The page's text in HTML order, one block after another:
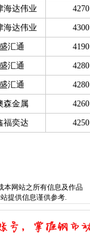
海达伟业 4270
海达伟业 4300
盛汇通 4190
盛汇通 4280
盛汇通 4280
森金属 4260
福奕达 4250
本网站之所有信息及作品
提供信息谨供参考.